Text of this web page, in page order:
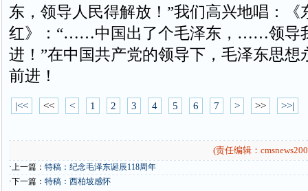
东，领导人民得解放！”我们高兴地唱：《
红》：“……中国出了个毛泽东，……领导
进！”在中国共产党的领导下，毛泽东思想
前进！
|<< << < 1 2 3 4 5 6 7 > >> >>|
(责任编辑：
·上一篇： 特稿：纪念毛泽东诞辰118周年
·下一篇： 特稿：西柏坡感怀